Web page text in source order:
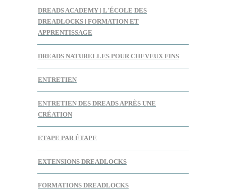
DREADS ACADEMY | L'ÉCOLE DES
DREADLOCKS | FORMATION ET
APPRENTISSAGE
DREADS NATURELLES POUR CHEVEUX FINS
ENTRETIEN
ENTRETIEN DES DREADS APRÈS UNE
CRÉATION
ETAPE PAR ÉTAPE
EXTENSIONS DREADLOCKS
FORMATIONS DREADLOCKS